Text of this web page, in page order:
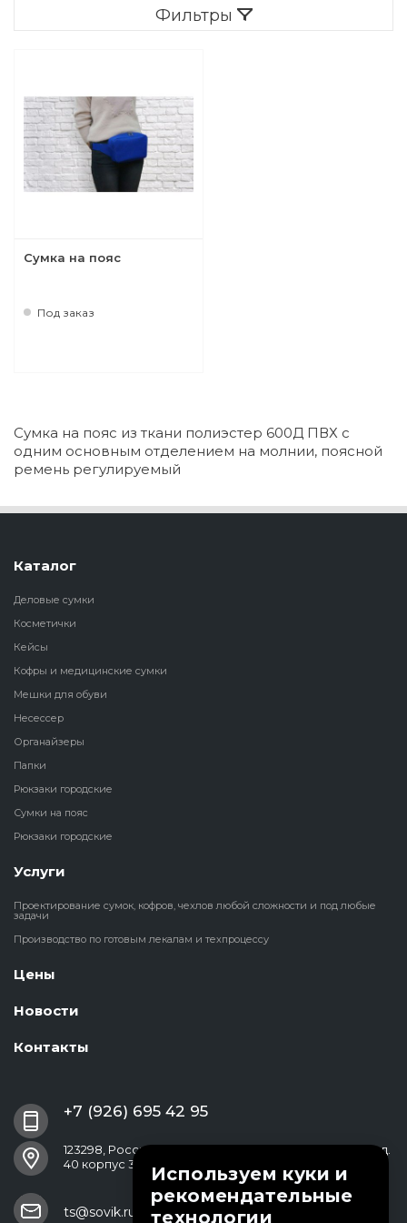
Сумки на пояс
Рюкзаки городские
Фильтры
Сумка на пояс
Под заказ
Сумка на пояс из ткани полиэстер 600Д ПВХ с
одним основным отделением на молнии, поясной
ремень регулируемый
Каталог
Деловые сумки
Косметички
Кейсы
Кофры и медицинские сумки
Мешки для обуви
Несессер
Органайзеры
Папки
Рюкзаки городские
Сумки на пояс
Рюкзаки городские
Услуги
Проектирование сумок, кофров, чехлов любой сложности и под любые
задачи
Производство по готовым лекалам и техпроцессу
Цены
Новости
Контакты
+7 (926) 695 42 95
123298, Россия, Москва, ул. Народного Ополчения, д.
40 корпус 3
ts@sovik.ru
Используем куки и
рекомендательные
технологии